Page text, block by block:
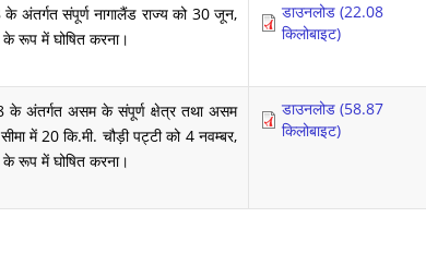
अंतर्गत संपूर्ण नागालैंड राज्य को 30 जून,
रूप में घोषित करना।
डाउनलोड (22.08
किलोबाइट)
के अंतर्गत असम के संपूर्ण क्षेत्र तथा असम
में 20 कि.मी. चौड़ी पट्टी को 4 नवम्बर,
रूप में घोषित करना।
डाउनलोड (58.87
किलोबाइट)